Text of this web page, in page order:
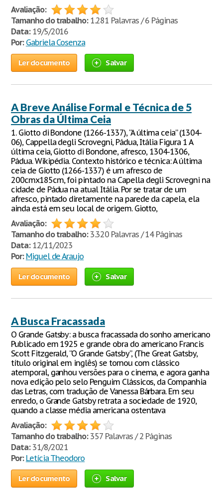
Avaliação:
Tamanho do trabalho:1.281 Palavras / 6 Páginas
Data:19/5/2016
Por: Gabriela Cosenza
Ler documento Salvar
A Breve Análise Formal e Técnica de 5
Obras da Última Ceia
1. Giotto di Bondone (1266-1337), “A última ceia” (1304-
06), Cappella degli Scrovegni, Pádua, Itália Figura 1 A
última ceia, Giotto di Bondone, afresco, 1304-1306,
Pádua. Wikipédia. Contexto histórico e técnica: A última
ceia de Giotto (1266-1337) é um afresco de
200cmx185cm, foi pintado na Capella degli Scrovegni na
cidade de Pádua na atual Itália. Por se tratar de um
afresco, pintado diretamente na parede da capela, ela
ainda está em seu local de origem. Giotto,
Avaliação:
Tamanho do trabalho:3.320 Palavras / 14 Páginas
Data:12/11/2023
Por: Miguel de Araujo
Ler documento Salvar
A Busca Fracassada
O Grande Gatsby: a busca fracassada do sonho americano
Publicado em 1925 e grande obra do americano Francis
Scott Fitzgerald, “O Grande Gatsby”, (The Great Gatsby,
título original em inglês) se tornou com clássico
atemporal, ganhou versões para o cinema, e agora ganha
nova edição pelo selo Penguim Clássicos, da Companhia
das Letras, com tradução de Vanessa Bárbara. Em seu
enredo, o Grande Gatsby retrata a sociedade de 1920,
quando a classe média americana ostentava
Avaliação:
Tamanho do trabalho:357 Palavras / 2 Páginas
Data:31/8/2021
Por: Letícia Theodoro
Ler documento Salvar